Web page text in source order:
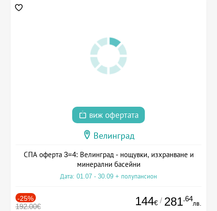
виж офертата
Велинград
СПА оферта 3=4: Велинград - нощувки, изхранване и
минерални басейни
Дата: 01.07 - 30.09 + полупансион
-25%
192.00€ 144€ / 281.64
лв.